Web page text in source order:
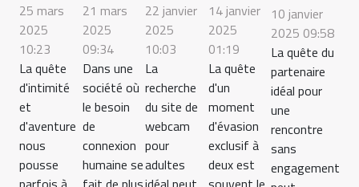
25 mars
2025
10:23
La quête
d'intimité
et
d'aventure
nous
pousse
21 mars
2025
09:34
Dans une
société où
le besoin
de
connexion
humaine se
22 janvier
2025
10:03
La
recherche
du site de
webcam
pour
adultes
14 janvier
2025
01:19
La quête
d'un
moment
d'évasion
exclusif à
deux est
10 janvier
2025 09:58
La quête du
partenaire
idéal pour
une
rencontre
sans
engagement